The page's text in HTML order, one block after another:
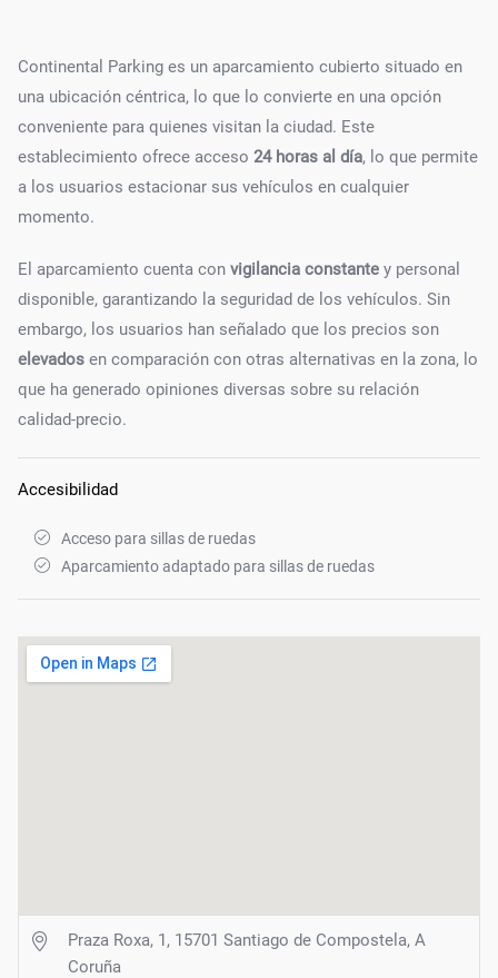
Continental Parking es un aparcamiento cubierto situado en
una ubicación céntrica, lo que lo convierte en una opción
conveniente para quienes visitan la ciudad. Este
establecimiento ofrece acceso 24 horas al día, lo que permite
a los usuarios estacionar sus vehículos en cualquier
momento.
El aparcamiento cuenta con vigilancia constante y personal
disponible, garantizando la seguridad de los vehículos. Sin
embargo, los usuarios han señalado que los precios son
elevados en comparación con otras alternativas en la zona, lo
que ha generado opiniones diversas sobre su relación
calidad-precio.
Accesibilidad
Acceso para sillas de ruedas
Aparcamiento adaptado para sillas de ruedas
Praza Roxa, 1, 15701 Santiago de Compostela, A
Coruña